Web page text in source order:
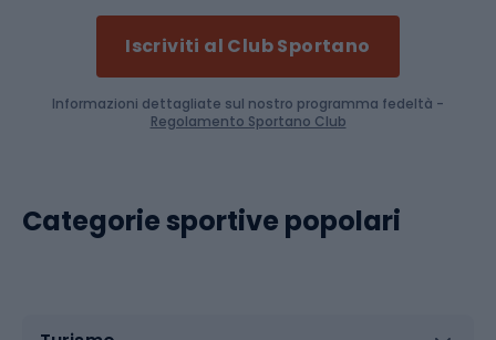
Iscriviti al Club Sportano
Informazioni dettagliate sul nostro programma fedeltà -
Regolamento Sportano Club
Categorie sportive popolari